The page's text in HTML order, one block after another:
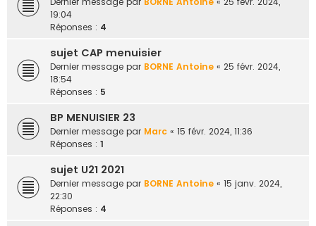
19:04
Réponses : 4
sujet CAP menuisier
Dernier message par BORNE Antoine « 25 févr. 2024,
18:54
Réponses : 5
BP MENUISIER 23
Dernier message par Marc « 15 févr. 2024, 11:36
Réponses : 1
sujet U21 2021
Dernier message par BORNE Antoine « 15 janv. 2024,
22:30
Réponses : 4